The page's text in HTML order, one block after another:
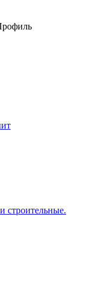
строительные.